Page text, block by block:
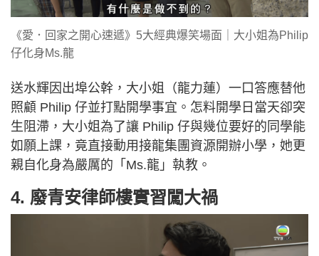
《愛．回家之開心速遞》5大經典爆笑場面｜大小姐為Philip
仔化身Ms.龍
送水輝因出埠公幹，大小姐（龍力蓮）一口答應替他
照顧 Philip 仔並打點開學事宜。怎料開學日當天卻突
生阻滯，大小姐為了讓 Philip 仔與幾位要好的同學能
如願上課，竟直接動用接龍集團資源開辦小學，她更
親自化身為嚴厲的「Ms.龍」執教。
4. 廢青安律師樓實習闖大禍